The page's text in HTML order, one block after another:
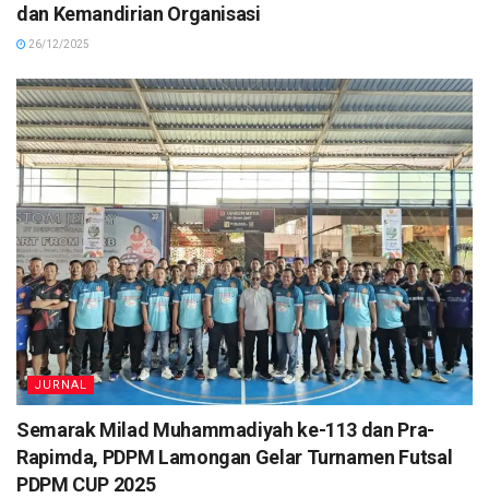
dan Kemandirian Organisasi
26/12/2025
JURNAL
Semarak Milad Muhammadiyah ke-113 dan Pra-
Rapimda, PDPM Lamongan Gelar Turnamen Futsal
PDPM CUP 2025